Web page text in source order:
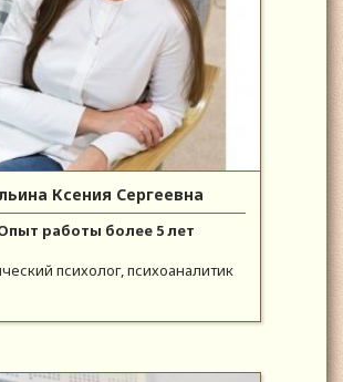
Ксения Сергеевна
работы более 5 лет
психолог, психоаналитик